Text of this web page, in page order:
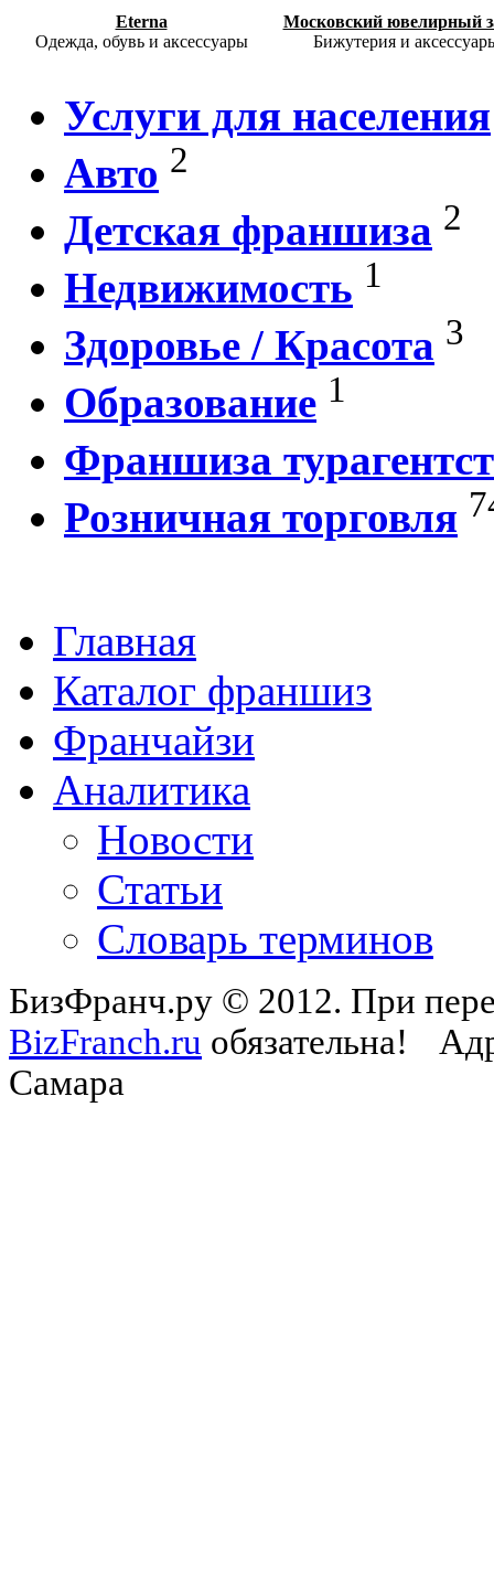
Eterna
Одежда, обувь и аксессуары
Московский ювелирный
Бижутерия и
Услуги для населения
Авто 2
Детская франшиза 2
Недвижимость 1
Здоровье / Красота 3
Образование 1
Франшиза
Розничная торговля
Главная
Каталог франшиз
Франчайзи
Аналитика
Новости
Статьи
Словарь терминов
БизФранч.ру © 2012. При
BizFranch.ru обязательна!
Самара